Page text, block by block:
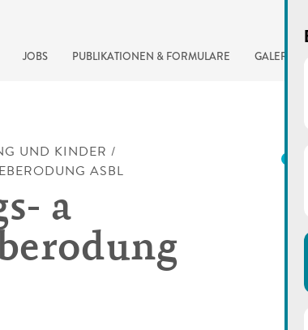
JOBS PUBLIKATIONEN & FORMULARE GALERIE
UND KINDER /
ASBL
a